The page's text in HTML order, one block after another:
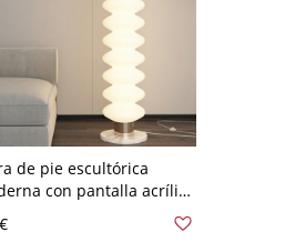
de pie escultórica
con pantalla acrílica
apilados, iluminación
suave para sala de